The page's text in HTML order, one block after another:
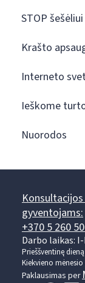
STOP šešėliui
Krašto
Interneto
Ieškome
Nuorodos
gyventojams:
+370 5 260
Darbo laikas: I-
Prieššventinę
Kiekvieno
Paklausimas per